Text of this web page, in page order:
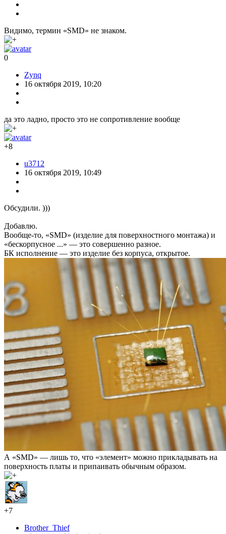
Видимо, термин «SMD» не знаком.
0
Zynq
16 октября 2019, 10:20
да это ладно, просто это не сопротивление вообще
+8
u3712
16 октября 2019, 10:49
Обсудили. )))
Добавлю.
Вообще-то, «SMD» (изделие для поверхностного монтажа) и
«бескорпусное ...» — это совершенно разное.
БК исполнение — это изделие без корпуса, открытое.
А «SMD» — лишь то, что «элемент» можно прикладывать на
поверхность платы и припаивать обычным образом.
+7
Brother_Thief